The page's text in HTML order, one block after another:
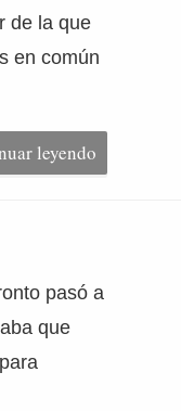
de la que
en común
leyendo
pasó a
que